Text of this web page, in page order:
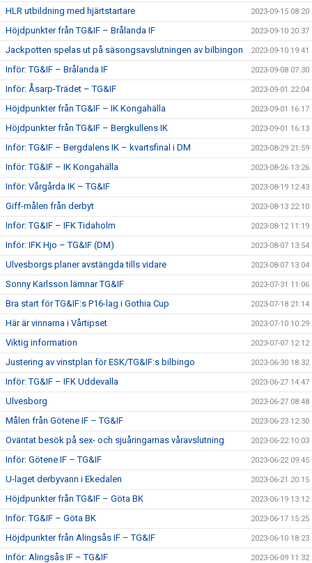
HLR utbildning med hjärtstartare 2023-09-15 08:20
Höjdpunkter från TG&IF – Brålanda IF 2023-09-10 20:37
Jackpotten spelas ut på säsongsavslutningen av bilbingon 2023-09-10 19:41
Inför: TG&IF – Brålanda IF 2023-09-08 07:30
Inför: Åsarp-Trädet – TG&IF 2023-09-01 22:04
Höjdpunkter från TG&IF – IK Kongahälla 2023-09-01 16:17
Höjdpunkter från TG&IF – Bergkullens IK 2023-09-01 16:13
Inför: TG&IF – Bergdalens IK – kvartsfinal i DM 2023-08-29 21:59
Inför: TG&IF – IK Kongahälla 2023-08-26 13:26
Inför: Vårgårda IK – TG&IF 2023-08-19 12:43
Giff-målen från derbyt 2023-08-13 22:10
Inför: TG&IF – IFK Tidaholm 2023-08-12 11:19
Inför: IFK Hjo – TG&IF (DM) 2023-08-07 13:54
Ulvesborgs planer avstängda tills vidare 2023-08-07 13:04
Sonny Karlsson lämnar TG&IF 2023-07-31 11:06
Bra start för TG&IF:s P16-lag i Gothia Cup 2023-07-18 21:14
Här är vinnarna i Vårtipset 2023-07-10 10:29
Viktig information 2023-07-07 12:12
Justering av vinstplan för ESK/TG&IF:s bilbingo 2023-06-30 18:32
Inför: TG&IF – IFK Uddevalla 2023-06-27 14:47
Ulvesborg 2023-06-27 08:48
Målen från Götene IF – TG&IF 2023-06-23 12:30
Oväntat besök på sex- och sjuåringarnas våravslutning 2023-06-22 10:03
Inför: Götene IF – TG&IF 2023-06-22 09:45
U-laget derbyvann i Ekedalen 2023-06-21 20:15
Höjdpunkter från TG&IF – Göta BK 2023-06-19 13:12
Inför: TG&IF – Göta BK 2023-06-17 15:25
Höjdpunkter från Alingsås IF – TG&IF 2023-06-10 18:23
Inför: Alingsås IF – TG&IF 2023-06-09 11:32